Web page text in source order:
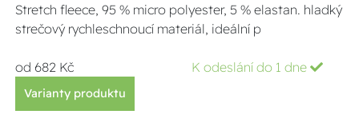
Stretch fleece, 95 % micro polyester, 5 % elastan. hladký
strečový rychleschnoucí materiál, ideální p
od 682 Kč K odeslání do 1 dne
Varianty produktu